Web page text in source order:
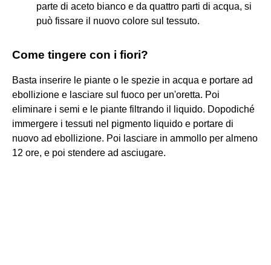
parte di aceto bianco e da quattro parti di acqua, si
può fissare il nuovo colore sul tessuto.
Come tingere con i fiori?
Basta inserire le piante o le spezie in acqua e portare ad
ebollizione e lasciare sul fuoco per un'oretta. Poi
eliminare i semi e le piante filtrando il liquido. Dopodiché
immergere i tessuti nel pigmento liquido e portare di
nuovo ad ebollizione. Poi lasciare in ammollo per almeno
12 ore, e poi stendere ad asciugare.